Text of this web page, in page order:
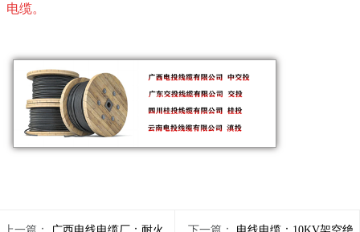
电缆。